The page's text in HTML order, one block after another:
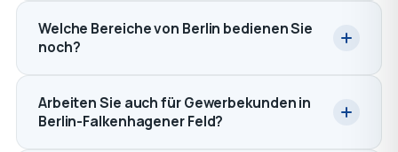
Welche Bereiche von Berlin bedienen Sie
noch?
Arbeiten Sie auch für Gewerbekunden in
Berlin-Falkenhagener Feld?